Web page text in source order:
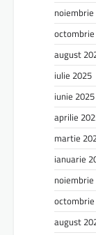
august
iulie 2025
iunie 2025
aprilie
martie
ianuarie
august